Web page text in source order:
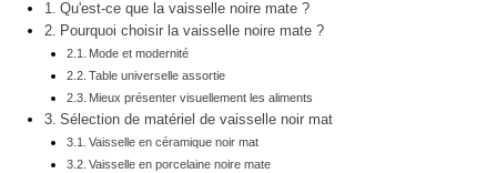
Qu'est-ce que la vaisselle noire mate ?
Pourquoi choisir la vaisselle noire mate ?
Mode et modernité
Table universelle assortie
Mieux présenter visuellement les aliments
Sélection de matériel de vaisselle noir mat
Vaisselle en céramique noir mat
Vaisselle en porcelaine noire mate